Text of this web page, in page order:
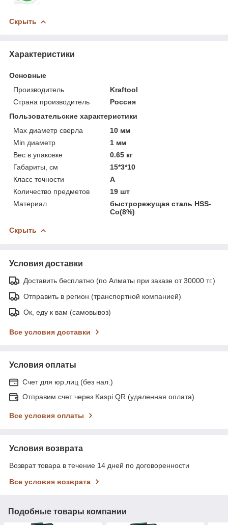
Скрыть
Характеристики
Основные
Производитель
Kraftool
Страна производитель
Россия
Пользовательские характеристики
Max диаметр сверла
10 мм
Min диаметр
1 мм
Вес в упаковке
0.65 кг
Габариты, см
15*3*10
Класс точности
А
Количество предметов
19 шт
Материал
быстрорежущая сталь HSS-
Co(8%)
Скрыть
Условия доставки
Доставить бесплатно (по Алматы при заказе от 30000 тг.)
Отправить в регион (транспортной компанией)
Ок, еду к вам (самовывоз)
Все условия доставки
Условия оплаты
Счет для юр.лиц (без нал.)
Отправим счет через Kaspi QR (удаленная оплата)
Все условия оплаты
Условия возврата
Возврат товара в течение 14 дней по договоренности
Все условия возврата
Подобные товары компании